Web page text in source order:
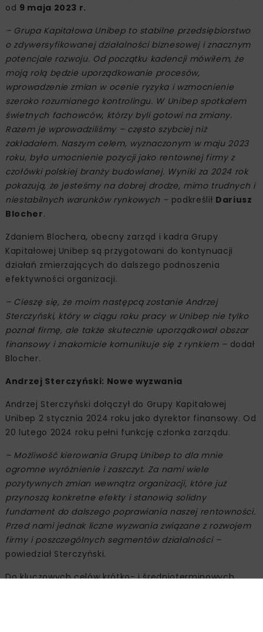
od 9 maja 2023 r.
– Grupa Kapitałowa Unibep to stabilne przedsiębiorstwo
o zdywersyfikowanej działalności biznesowej i znacznym
potencjale rozwoju. Od początku kadencji mówiłem, że
moją rolą będzie uporządkowanie procesów,
wprowadzenie zmian w ocenie ryzyka i wzmocnienie
szeroko rozumianego kontrolingu. W Unibep spotkałem
świetnych fachowców, którzy byli gotowi na zmiany.
Razem je wprowadziliśmy – często szybciej niż
zakładałem. Naszym celem, wyznaczonym w maju 2023
roku, było umocnienie pozycji jako rentownej firmy z
czołówki polskiej branży budowlanej. Wyniki za 2024 rok
pokazują, że jesteśmy na dobrej drodze, mimo trudnych i
niestabilnych warunków rynkowych – podkreślił Dariusz
Blocher.
Zdaniem Blochera, obecny zarząd i kadra Grupy
Kapitałowej Unibep są przygotowani do kontynuacji
działań zmierzających do dalszego podnoszenia
efektywności organizacji.
– Cieszę się, że moim następcą zostanie Andrzej
Sterczyński, który w ciągu roku pracy w Unibep nie tylko
poznał firmę, ale także skutecznie uporządkował obszar
finansowy i znakomicie komunikuje się z rynkiem –dodał
Blocher.
Andrzej Sterczyński: Nowe wyzwania
Andrzej Sterczyński dołączył do Grupy Kapitałowej
Unibep 2 stycznia 2024 roku jako dyrektor finansowy. Od
20 lutego 2024 roku pełni funkcję członka zarządu.
– Możliwość kierowania Grupą Unibep to dla mnie
ogromne wyróżnienie i zaszczyt. Za nami wiele
pozytywnych zmian wewnątrz organizacji, które już
przynoszą konkretne efekty i stanowią solidny
fundament do dalszego poprawiania naszej rentowności.
Przed nami jednak liczne wyzwania związane z rozwojem
firmy i poszczególnych segmentów działalności –
powiedział Sterczyński.
Do kluczowych celów krótko- i średnioterminowych